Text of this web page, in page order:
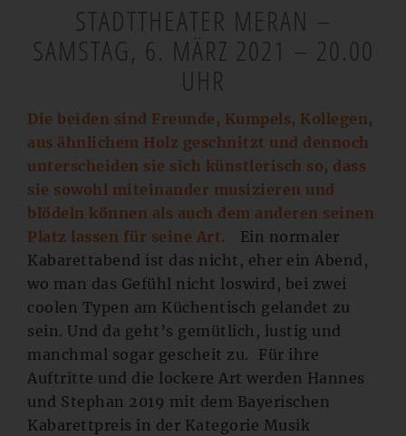
STADTTHEATER MERAN –
SAMSTAG, 6. MÄRZ 2021 – 20.00
UHR
Die beiden sind Freunde, Kumpels, Kollegen,
aus ähnlichem Holz geschnitzt und dennoch
unterscheiden sie sich künstlerisch so, dass
sie sowohl miteinander musizieren und
blödeln können als auch dem anderen seinen
Platz lassen für seine Art.
Ein normaler
Kabarettabend ist das nicht, eher ein Abend,
wo man das Gefühl nicht loswird, bei zwei
coolen Typen am Küchentisch gelandet zu
sein. Und da geht’s gemütlich, lustig und
manchmal sogar gescheit zu. Für ihre
Auftritte und die lockere Art werden Hannes
und Stephan 2019 mit dem Bayerischen
Kabarettpreis in der Kategorie Musik